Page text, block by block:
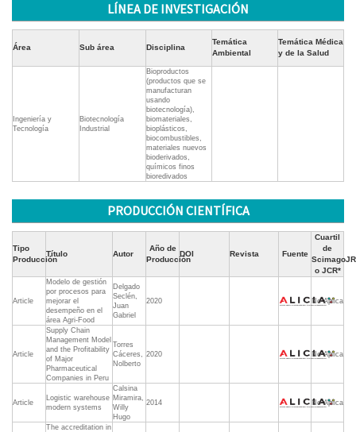
LÍNEA DE INVESTIGACIÓN
Área Sub área Disciplina
Temática
Ambiental
Temática Médica
y de la Salud
Ingeniería y
Tecnología
Biotecnología
Industrial
Bioproductos
(productos que se
manufacturan
usando
biotecnología),
biomateriales,
bioplásticos,
biocombustibles,
materiales nuevos
bioderivados,
químicos finos
bioredivados
PRODUCCIÓN CIENTÍFICA
Tipo
Producción
Título Autor
Año de
Producción
DOI Revista Fuente
Cuartil
de
ScimagoJR
o JCR*
Article
Modelo de gestión
por procesos para
mejorar el
desempeño en el
área Agri-Food
Delgado
Seclén,
Juan
Gabriel
2020 No Aplica
Article
Supply Chain
Management Model
and the Profitability
of Major
Pharmaceutical
Companies in Peru
Torres
Cáceres,
Nolberto
2020 No Aplica
Article
Logistic warehouse
modern systems
Calsina
Miramira,
Willy
Hugo
2014 No Aplica
The accreditation in